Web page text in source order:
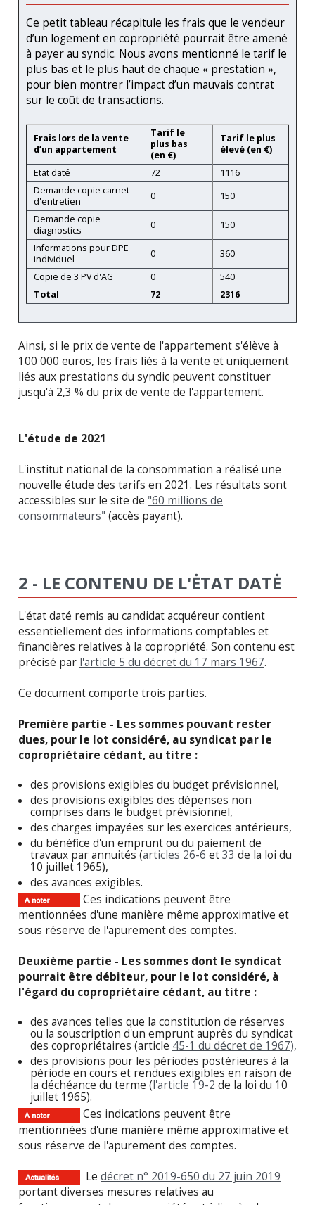
Ce petit tableau récapitule les frais que le vendeur
d’un logement en copropriété pourrait être amené
à payer au syndic. Nous avons mentionné le tarif le
plus bas et le plus haut de chaque « prestation »,
pour bien montrer l’impact d’un mauvais contrat
sur le coût de transactions.
Frais lors de la vente
d’un appartement
Tarif le
plus bas
(en €)
Tarif le plus
élevé (en €)
Etat daté
72
1116
Demande copie carnet
d'entretien
0
150
Demande copie
diagnostics
0
150
Informations pour DPE
individuel
0
360
Copie de 3 PV d'AG
0
540
Total
72 2316
Ainsi, si le prix de vente de l'appartement s'élève à
100 000 euros, les frais liés à la vente et uniquement
liés aux prestations du syndic peuvent constituer
jusqu'à 2,3 % du prix de vente de l'appartement.
L'étude de 2021
L'institut national de la consommation a réalisé une
nouvelle étude des tarifs en 2021. Les résultats sont
accessibles sur le site de "60 millions de
consommateurs" (accès payant).
2 - LE CONTENU DE L'ĖTAT DATĖ
L'état daté remis au candidat acquéreur contient
essentiellement des informations comptables et
financières relatives à la copropriété. Son contenu est
précisé par l'article 5 du décret du 17 mars 1967.
Ce document comporte trois parties.
Première partie - Les sommes pouvant rester
dues, pour le lot considéré, au syndicat par le
copropriétaire cédant, au titre :
des provisions exigibles du budget prévisionnel,
des provisions exigibles des dépenses non
comprises dans le budget prévisionnel,
des charges impayées sur les exercices antérieurs,
du bénéfice d'un emprunt ou du paiement de
travaux par annuités (articles 26-6 et33 de la loi du
10 juillet 1965),
des avances exigibles.
Ces indications peuvent être
mentionnées d'une manière même approximative et
sous réserve de l'apurement des comptes.
Deuxième partie - Les sommes dont le syndicat
pourrait être débiteur, pour le lot considéré, à
l'égard du copropriétaire cédant, au titre :
des avances telles que la constitution de réserves
ou la souscription d'un emprunt auprès du syndicat
des copropriétaires (article 45-1 du décret de 1967),
des provisions pour les périodes postérieures à la
période en cours et rendues exigibles en raison de
la déchéance du terme (l'article 19-2 de la loi du 10
juillet 1965).
Ces indications peuvent être
mentionnées d'une manière même approximative et
sous réserve de l'apurement des comptes.
Le décret n° 2019-650 du 27 juin 2019
portant diverses mesures relatives au